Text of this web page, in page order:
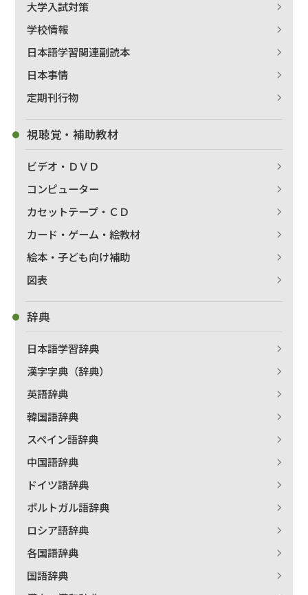
出版社名で絞り込む
著者名で絞り込む
大学入試対策
学校情報
日本語学習関連副読本
日本事情
定期刊行物
視聴覚・補助教材
ビデオ・ＤＶＤ
コンピューター
カセットテープ・ＣＤ
カード・ゲーム・絵教材
絵本・子ども向け補助
図表
辞典
日本語学習辞典
漢字字典（辞典）
英語辞典
韓国語辞典
スペイン語辞典
中国語辞典
ドイツ語辞典
ポルトガル語辞典
ロシア語辞典
各国語辞典
国語辞典